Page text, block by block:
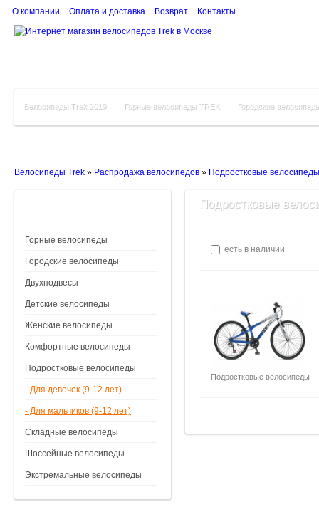
О компании Оплата и доставка Возврат Контакты
Велосипеды Trek 2019 Горные велосипеды TREK Городские
Велосипеды Trek » Распродажа велосипедов » Подростковые велосипеды
Горные велосипеды
Городские велосипеды
Двухподвесы
Детские велосипеды
Женские велосипеды
Комфортные велосипеды
Подростковые велосипеды
- Для девочек (9-12 лет)
- Для мальчиков (9-12 лет)
Складные велосипеды
Шоссейные велосипеды
Экстремальные велосипеды
Подростковые
есть в наличии
Подростковые велосипеды